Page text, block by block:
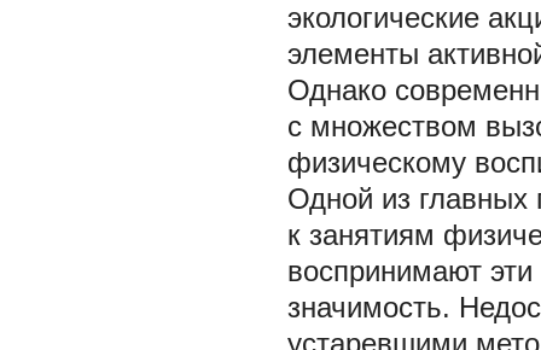
экологические
элементы
Однако
с множеством
физическому
Одной из главных
к занятиям
воспринимают
значимость.
устаревшими